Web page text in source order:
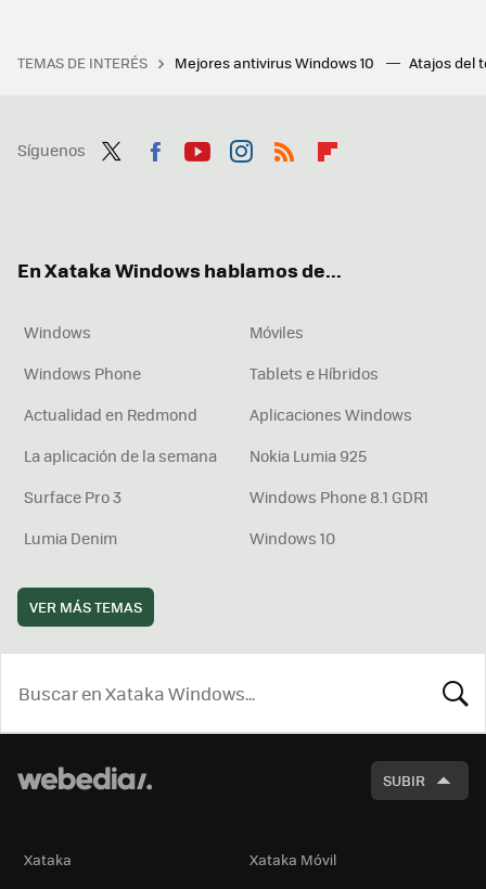
TEMAS DE INTERÉS Mejores antivirus Windows 10 Atajos del
Síguenos
En Xataka Windows hablamos de...
Windows
Móviles
Windows Phone
Tablets e Híbridos
Actualidad en Redmond
Aplicaciones Windows
La aplicación de la semana
Nokia Lumia 925
Surface Pro 3
Windows Phone 8.1 GDR1
Lumia Denim
Windows 10
VER MÁS TEMAS
SUBIR
Xataka
Xataka Móvil